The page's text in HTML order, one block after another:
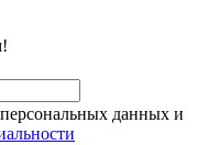
данных и